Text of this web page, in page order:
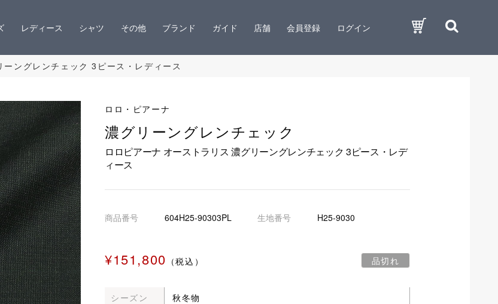
レディース シャツ その他 ブランド ガイド 店舗 会員登録 ログイン
ングレンチェック 3ピース・レディース
ロロ・ピアーナ
濃グリーングレンチェック
ロロピアーナ オーストラリス 濃グリーングレンチェック 3ピース・レデ
ィース
商品番号 604H25-90303PL 生地番号 H25-9030
¥151,800 （税込） 品切れ
シーズン
秋冬物